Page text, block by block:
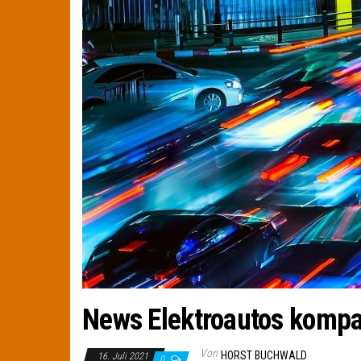
News Elektroautos
16. Juli 2021 Von HORST BUCHWALD